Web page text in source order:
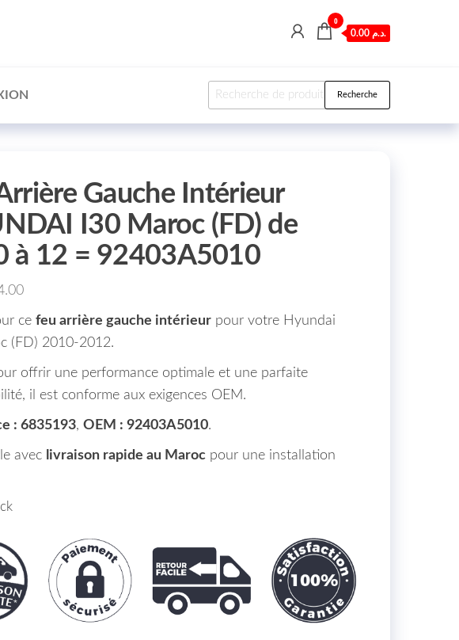
0
0.00 د.م.
Recherche pour : Recherche
Gauche Intérieur
I30 Maroc (FD) de
à 12 = 92403A5010
ce feu arrière gauche intérieurpour votre Hyundai
(FD) 2010-2012.
offrir une performance optimale et une parfaite
il est conforme aux exigences OEM.
: 6835193, OEM : 92403A5010.
avec livraison rapide au Marocpour une installation